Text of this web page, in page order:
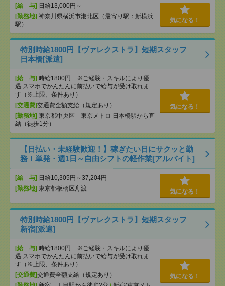
[給 与] 日給13,000円～
[勤務地] 神奈川県横浜市港北区（最寄り駅：新横浜
駅）
気になる！
特別時給1800円【ヴァレクストラ】短期スタッフ
日本橋[派遣]
[給 与] 時給1800円 ※ご経験・スキルにより優
遇 スマホでかんたんに前払いで給与が受け取れま
す（※上限、条件あり）
[交通費]交通費全額支給（規定あり）
[勤務地] 東京都中央区 東京メトロ 日本橋駅から直
結（徒歩1分）
気になる！
【日払い・未経験歓迎！】稼ぎたい日にサクッと勤
務！単発・週1日～自由シフトの軽作業[アルバイト]
[給 与] 日給10,305円～37,204円
[勤務地] 東京都板橋区舟渡 気になる！
特別時給1800円【ヴァレクストラ】短期スタッフ
新宿[派遣]
[給 与] 時給1800円 ※ご経験・スキルにより優
遇 スマホでかんたんに前払いで給与が受け取れま
す（※上限、条件あり）
[交通費]交通費全額支給（規定あり）
気になる！